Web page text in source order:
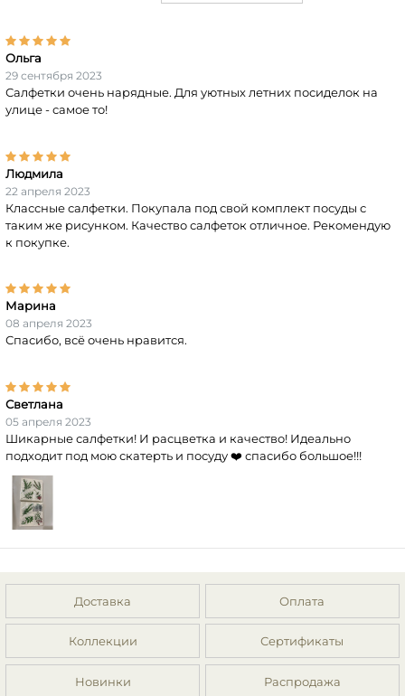
Ольга
29 сентября 2023
Салфетки очень нарядные. Для уютных летних посиделок на
улице - самое то!
Людмила
22 апреля 2023
Классные салфетки. Покупала под свой комплект посуды с
таким же рисунком. Качество салфеток отличное. Рекомендую
к покупке.
Марина
08 апреля 2023
Спасибо, всё очень нравится.
Светлана
05 апреля 2023
Шикарные салфетки! И расцветка и качество! Идеально
подходит под мою скатерть и посуду ❤️ спасибо большое!!!
Доставка Оплата
Коллекции Сертификаты
Новинки Распродажа